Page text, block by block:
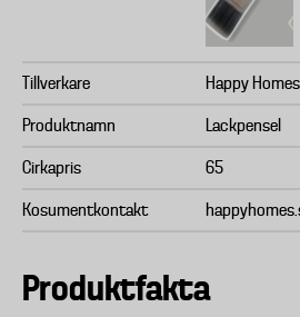
Tillverkare Happy Homes
Produktnamn Lackpensel
Cirkapris 65
Kosumentkontakt
Produktfakta